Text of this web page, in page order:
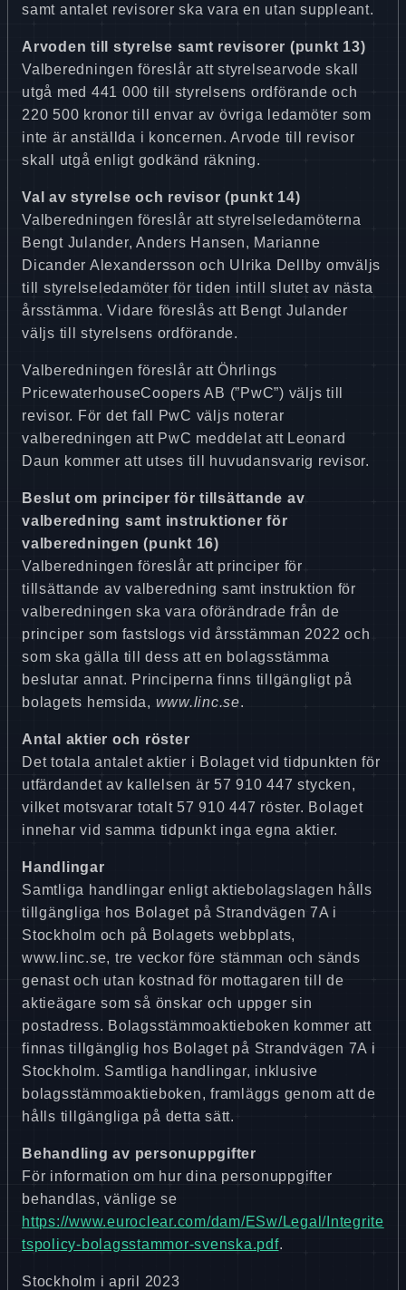
samt antalet revisorer ska vara en utan suppleant.
Arvoden till styrelse samt revisorer (punkt 13)
Valberedningen föreslår att styrelsearvode skall
utgå med 441 000 till styrelsens ordförande och
220 500 kronor till envar av övriga ledamöter som
inte är anställda i koncernen. Arvode till revisor
skall utgå enligt godkänd räkning.
Val av styrelse och revisor (punkt 14)
Valberedningen föreslår att styrelseledamöterna
Bengt Julander, Anders Hansen, Marianne
Dicander Alexandersson och Ulrika Dellby omväljs
till styrelseledamöter för tiden intill slutet av nästa
årsstämma. Vidare föreslås att Bengt Julander
väljs till styrelsens ordförande.
Valberedningen föreslår att Öhrlings
PricewaterhouseCoopers AB (”PwC”) väljs till
revisor. För det fall PwC väljs noterar
valberedningen att PwC meddelat att Leonard
Daun kommer att utses till huvudansvarig revisor.
Beslut om principer för tillsättande av
valberedning samt instruktioner för
valberedningen (punkt 16)
Valberedningen föreslår att principer för
tillsättande av valberedning samt instruktion för
valberedningen ska vara oförändrade från de
principer som fastslogs vid årsstämman 2022 och
som ska gälla till dess att en bolagsstämma
beslutar annat. Principerna finns tillgängligt på
bolagets hemsida, www.linc.se.
Antal aktier och röster
Det totala antalet aktier i Bolaget vid tidpunkten för
utfärdandet av kallelsen är 57 910 447 stycken,
vilket motsvarar totalt 57 910 447 röster. Bolaget
innehar vid samma tidpunkt inga egna aktier.
Handlingar
Samtliga handlingar enligt aktiebolagslagen hålls
tillgängliga hos Bolaget på Strandvägen 7A i
Stockholm och på Bolagets webbplats,
www.linc.se, tre veckor före stämman och sänds
genast och utan kostnad för mottagaren till de
aktieägare som så önskar och uppger sin
postadress. Bolagsstämmoaktieboken kommer att
finnas tillgänglig hos Bolaget på Strandvägen 7A i
Stockholm. Samtliga handlingar, inklusive
bolagsstämmoaktieboken, framläggs genom att de
hålls tillgängliga på detta sätt.
Behandling av personuppgifter
För information om hur dina personuppgifter
behandlas, vänlige se
https://www.euroclear.com/dam/ESw/Legal/Integrite
tspolicy-bolagsstammor-svenska.pdf.
Stockholm i april 2023